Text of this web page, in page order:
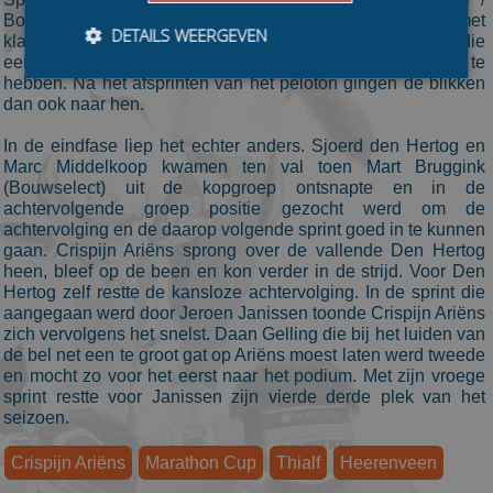
Bouw & Techniek. Royal A-ware / ZiuZ leek met
klassementsleider Sjoerd den Hertog en Jordy Harink die
eerder dit seizoen al won de sterkste troeven in handen te
hebben. Na het afsprinten van het peloton gingen de blikken
dan ook naar hen.
In de eindfase liep het echter anders. Sjoerd den Hertog en
Marc Middelkoop kwamen ten val toen Mart Bruggink
(Bouwselect) uit de kopgroep ontsnapte en in de
achtervolgende groep positie gezocht werd om de
achtervolging en de daarop volgende sprint goed in te kunnen
gaan. Crispijn Ariëns sprong over de vallende Den Hertog
heen, bleef op de been en kon verder in de strijd. Voor Den
Hertog zelf restte de kansloze achtervolging. In de sprint die
aangegaan werd door Jeroen Janissen toonde Crispijn Ariëns
zich vervolgens het snelst. Daan Gelling die bij het luiden van
de bel net een te groot gat op Ariëns moest laten werd tweede
en mocht zo voor het eerst naar het podium. Met zijn vroege
sprint restte voor Janissen zijn vierde derde plek van het
seizoen.
Crispijn Ariëns Marathon Cup Thialf Heerenveen
DETAILS WEERGEVEN
Prestatiecookies worden gebruikt om te zien hoe
bezoekers de website gebruiken, bijv. analytische
cookies. Deze cookies kunnen niet worden gebruikt om
een bepaalde bezoeker direct te identificeren.
Naam
Aanbieder/
Domein
Vervaldatum
_ga
Google LLC
.schaatspeloton.nl
1 jaar 1
maand
This cookie
name is
asssociated
with Google
Universal
Analytics -
which is a
significant
more
commonly
used